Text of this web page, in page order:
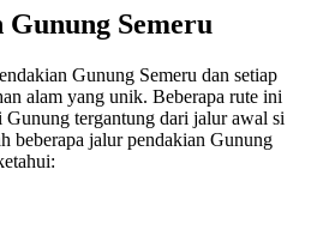
Semeru
Gunung Semeru dan setiap
alam yang unik. Beberapa rute ini
tergantung dari jalur awal si
beberapa jalur pendakian Gunung